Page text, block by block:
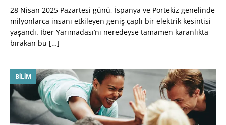
28 Nisan 2025 Pazartesi günü, İspanya ve Portekiz genelinde
milyonlarca insanı etkileyen geniş çaplı bir elektrik kesintisi
yaşandı. İber Yarımadası’nı neredeyse tamamen karanlıkta
bırakan bu […]
BILIM